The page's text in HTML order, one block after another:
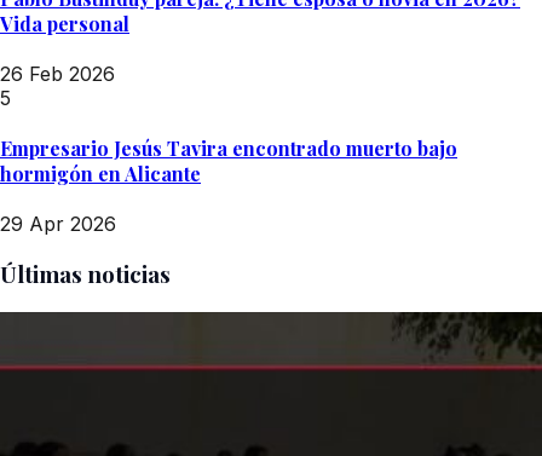
Vida personal
26 Feb 2026
5
Empresario Jesús Tavira encontrado muerto bajo
hormigón en Alicante
29 Apr 2026
Últimas noticias